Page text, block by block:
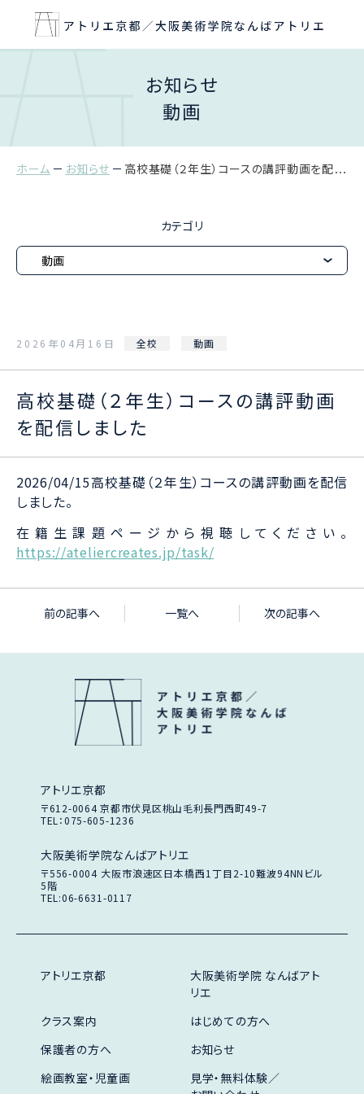
お知らせ
動画
ホーム お知らせ 高校基礎（２年生）コースの講評動画を配信しました
カテゴリ
2026年04月16日 全校 動画
高校基礎（２年生）コースの講評動画
を配信しました
2026/04/15高校基礎（２年生）コースの講評動画を配信
しました。
在籍生課題ページから視聴してください。
https://ateliercreates.jp/task/
前の記事へ 一覧へ 次の記事へ
アトリエ京都
〒612-0064京都市伏見区桃山毛利長門西町49-7
TEL：075-605-1236
大阪美術学院なんばアトリエ
〒556-0004 大阪市浪速区日本橋西1丁目2-10難波94NNビル
5階
TEL:06-6631-0117
アトリエ京都
大阪美術学院 なんばアト
リエ
クラス案内
はじめての方へ
保護者の方へ
お知らせ
絵画教室・児童画
見学・無料体験／